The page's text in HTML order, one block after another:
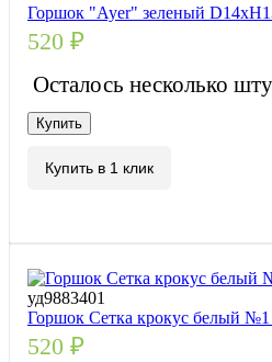
Горшок "Ayer" зеленый
520 ₽
Осталось несколько
Купить
Купить в 1 клик
уд9883401
Горшок Сетка крокус белый
520 ₽